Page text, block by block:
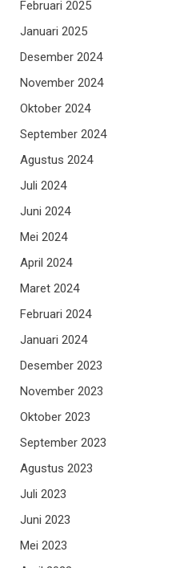
Februari 2025
Januari 2025
Desember 2024
November 2024
Oktober 2024
September 2024
Agustus 2024
Juli 2024
Juni 2024
Mei 2024
April 2024
Maret 2024
Februari 2024
Januari 2024
Desember 2023
November 2023
Oktober 2023
September 2023
Agustus 2023
Juli 2023
Juni 2023
Mei 2023